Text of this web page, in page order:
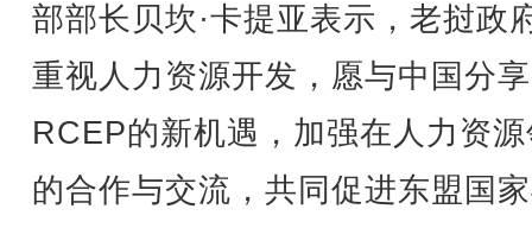
部部长贝坎·卡提亚表示，老挝政
重视人力资源开发，愿与中国分享
RCEP的新机遇，加强在人力资
的合作与交流，共同促进东盟国